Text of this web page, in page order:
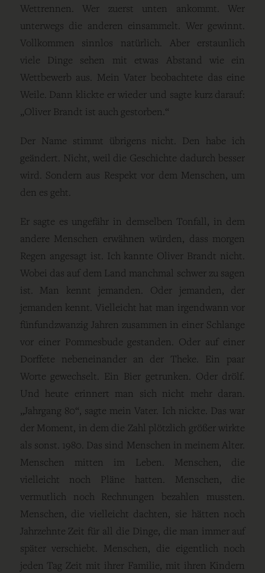
Wettrennen. Wer zuerst unten ankommt. Wer
unterwegs die anderen einsammelt. Wer gewinnt.
Vollkommen sinnlos natürlich. Aber erstaunlich
viele Dinge sehen mit etwas Abstand wie ein
Wettbewerb aus. Mein Vater beobachtete das eine
Weile. Dann klickte er wieder und sagte kurz darauf:
„Oliver Brandt ist auch gestorben.“
Der Name stimmt übrigens nicht. Den habe ich
geändert. Nicht, weil die Geschichte dadurch besser
wird. Sondern aus Respekt vor dem Menschen, um
den es geht.
Er sagte es ungefähr in demselben Tonfall, in dem
andere Menschen erwähnen würden, dass morgen
Regen angesagt ist. Ich kannte Oliver Brandt nicht.
Wobei das auf dem Land manchmal schwer zu sagen
ist. Man kennt jemanden. Oder jemanden, der
jemanden kennt. Vielleicht hat man irgendwann vor
fünfundzwanzig Jahren zusammen in einer Schlange
vor einer Pommesbude gestanden. Oder auf einer
Dorffete nebeneinander an der Theke. Ein paar
Worte gewechselt. Ein Bier getrunken. Oder drölf.
Und heute erinnert man sich nicht mehr daran.
„Jahrgang 80“, sagte mein Vater. Ich nickte. Das war
der Moment, in dem die Zahl plötzlich größer wirkte
als sonst. 1980. Das sind Menschen in meinem Alter.
Menschen mitten im Leben. Menschen, die
vielleicht noch Pläne hatten. Menschen, die
vermutlich noch Rechnungen bezahlen mussten.
Menschen, die vielleicht dachten, sie hätten noch
Jahrzehnte Zeit für all die Dinge, die man immer auf
später verschiebt. Menschen, die eigentlich noch
jeden Tag Zeit mit ihrer Familie, mit ihren Kindern